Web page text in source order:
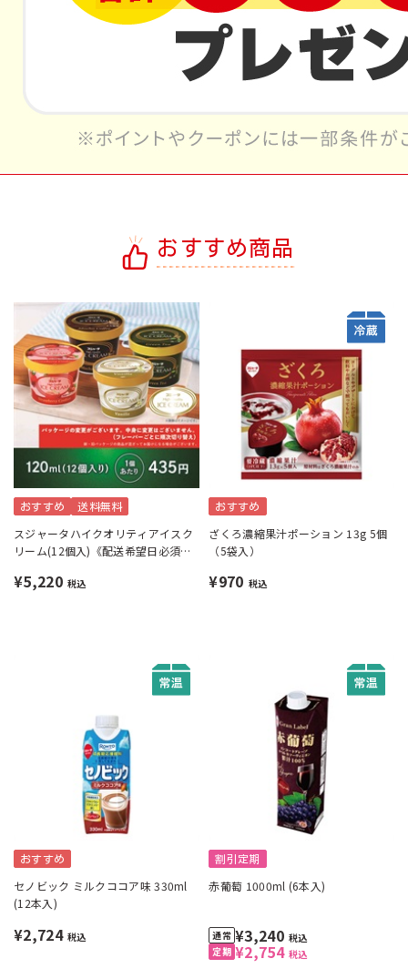
おすすめ商品
おすすめ 送料無料
スジャータハイクオリティアイスク
リーム(12個入)《配送希望日必須※
¥5,220 税込
おすすめ
ざくろ濃縮果汁ポーション 13g 5個
（5袋入）
¥970 税込
おすすめ
セノビック ミルクココア味 330ml
(12本入)
¥2,724 税込
割引定期
赤葡萄 1000ml (6本入)
¥2,754 税込
¥3,240 税込